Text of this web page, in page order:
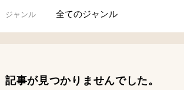
ジャンル 全てのジャンル
記事が見つかりませんでした。